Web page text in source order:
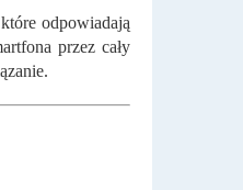
odpowiadają
przez cały